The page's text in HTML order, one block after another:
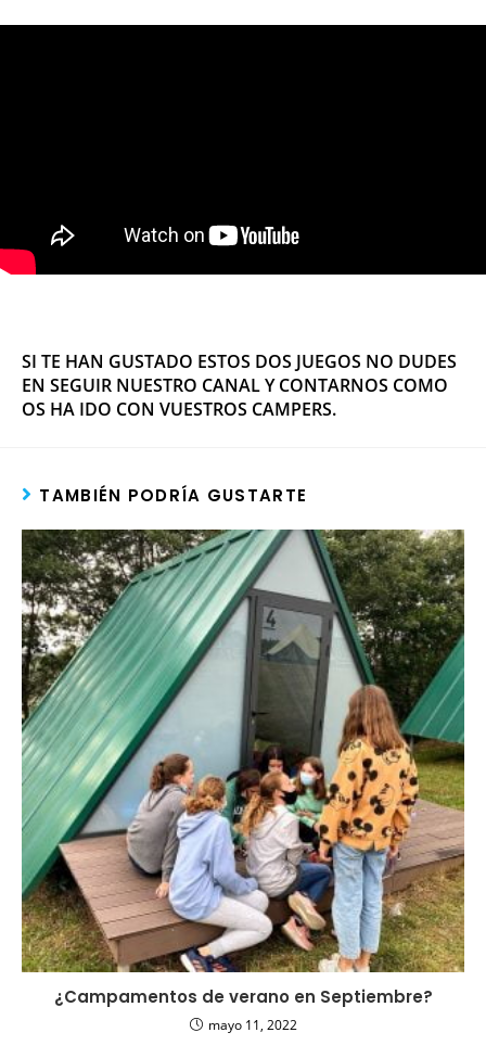
SI TE HAN GUSTADO ESTOS DOS JUEGOS NO DUDES
EN SEGUIR NUESTRO CANAL Y CONTARNOS COMO
OS HA IDO CON VUESTROS CAMPERS.
TAMBIÉN PODRÍA GUSTARTE
¿Campamentos de verano en Septiembre?
mayo 11, 2022